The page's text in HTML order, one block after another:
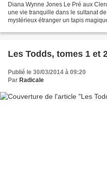
Diana Wynne Jones Le Pré aux
une vie tranquille dans le sultanat
mystérieux étranger un tapis
Les Todds, tomes 1 et
Publié le 30/03/2014 à 09:20
Par Radicale